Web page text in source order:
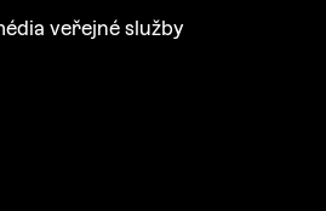
veřejné služby